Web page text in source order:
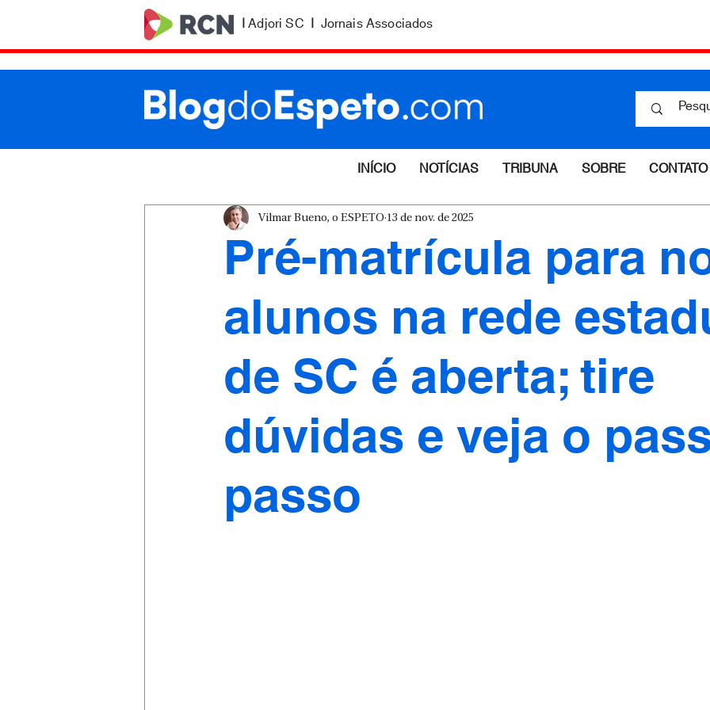
|Adjori SC | Jornais Associados
INÍCIO NOTÍCIAS TRIBUNA SOBRE CONTATO
Pré-matrícula para
alunos na rede
de SC é aberta; tire
dúvidas e veja o
passo
Vilmar Bueno, o ESPETO 13 de nov. de 2025